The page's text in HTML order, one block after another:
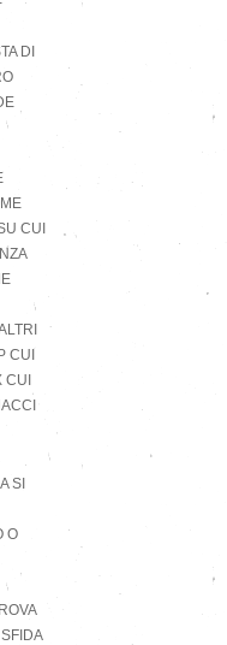
DI
CUI
CUI
CUI
SI
O